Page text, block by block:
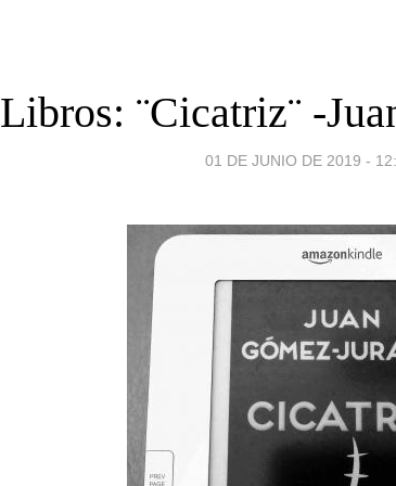
Libros: ¨Cicatriz¨ -
01 DE JUNIO DE 2019 -